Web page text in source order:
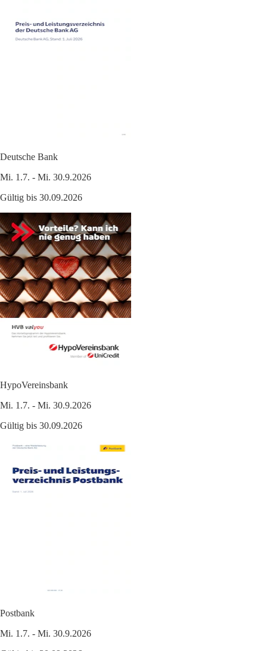
Deutsche Bank
Mi. 1.7. - Mi. 30.9.2026
Gültig bis 30.09.2026
HypoVereinsbank
Mi. 1.7. - Mi. 30.9.2026
Gültig bis 30.09.2026
Postbank
Mi. 1.7. - Mi. 30.9.2026